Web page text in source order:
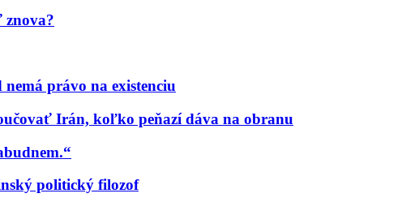
právo na existenciu
Irán, koľko peňazí dáva na obranu
politický filozof